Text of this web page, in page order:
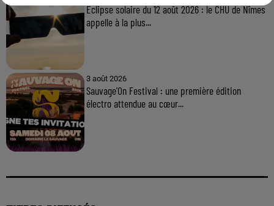
Éclipse solaire du 12 août 2026 : le CHU de Nîmes
appelle à la plus...
3 août 2026
Sauvage'On Festival : une première édition
électro attendue au cœur...